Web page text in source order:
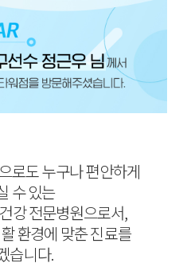
로도 누구나 편안하게
수 있는
강 전문병원으로서,
환경에 맞춘 진료를
습니다.